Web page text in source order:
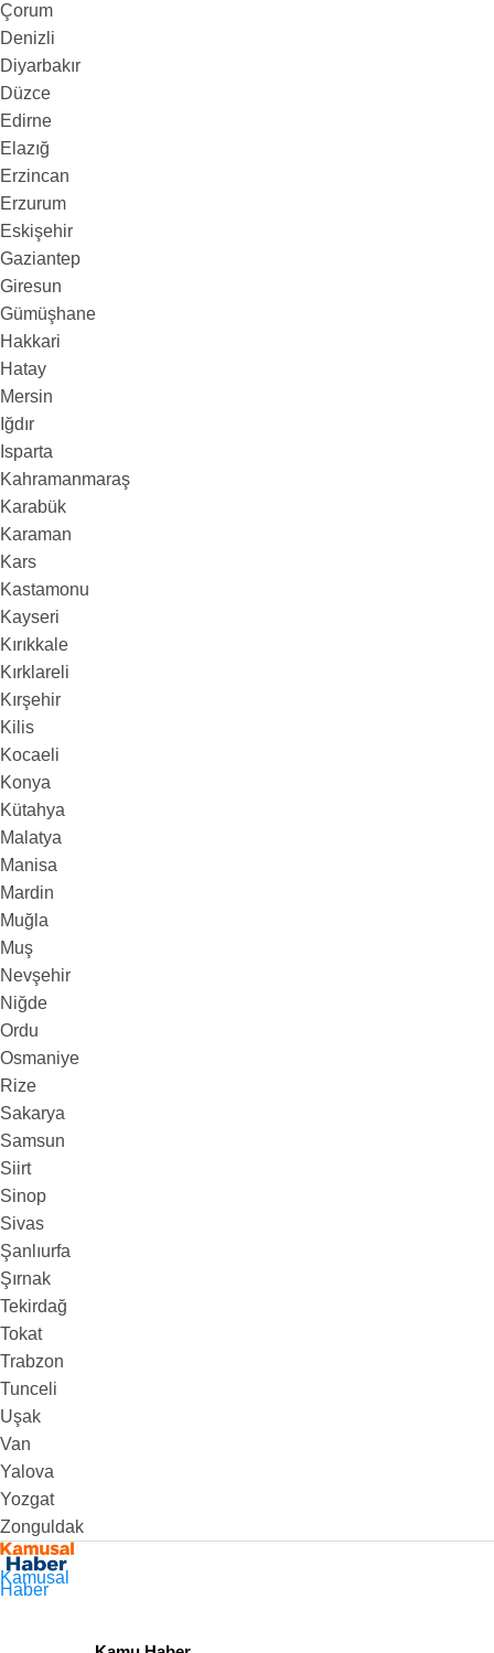
Çorum
Denizli
Diyarbakır
Düzce
Edirne
Elazığ
Erzincan
Erzurum
Eskişehir
Gaziantep
Giresun
Gümüşhane
Hakkari
Hatay
Mersin
Iğdır
Isparta
Kahramanmaraş
Karabük
Karaman
Kars
Kastamonu
Kayseri
Kırıkkale
Kırklareli
Kırşehir
Kilis
Kocaeli
Konya
Kütahya
Malatya
Manisa
Mardin
Muğla
Muş
Nevşehir
Niğde
Ordu
Osmaniye
Rize
Sakarya
Samsun
Siirt
Sinop
Sivas
Şanlıurfa
Şırnak
Tekirdağ
Tokat
Trabzon
Tunceli
Uşak
Van
Yalova
Yozgat
Zonguldak
Kamusal
Haber